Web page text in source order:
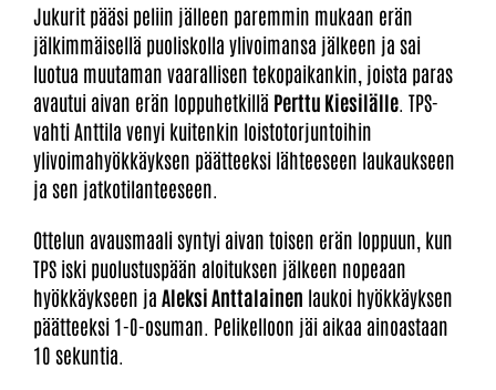
Jukurit pääsi peliin jälleen paremmin mukaan erän
jälkimmäisellä puoliskolla ylivoimansa jälkeen ja sai
luotua muutaman vaarallisen tekopaikankin, joista paras
avautui aivan erän loppuhetkillä Perttu Kiesilälle . TPS-
vahti Anttila venyi kuitenkin loistotorjuntoihin
ylivoimahyökkäyksen päätteeksi lähteeseen laukaukseen
ja sen jatkotilanteeseen.
Ottelun avausmaali syntyi aivan toisen erän loppuun, kun
TPS iski puolustuspään aloituksen jälkeen nopeaan
hyökkäykseen ja Aleksi Anttalainen laukoi hyökkäyksen
päätteeksi 1-0-osuman. Pelikelloon jäi aikaa ainoastaan
10 sekuntia.